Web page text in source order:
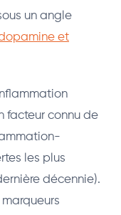
un angle
et
facteur connu de
les plus
décennie).